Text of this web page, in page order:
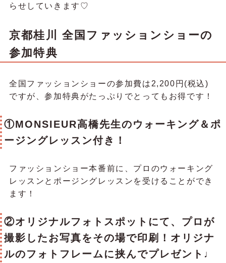
らせしていきます♡
京都桂川 全国ファッションショーの
参加特典
全国ファッションショーの参加費は2,200円(税込)
ですが、参加特典がたっぷりでとってもお得です！
①MONSIEUR高橋先生のウォーキング＆ポ
ージングレッスン付き！
ファッションショー本番前に、プロのウォーキング
レッスンとポージングレッスンを受けることができ
ます！
②オリジナルフォトスポットにて、プロが
撮影したお写真をその場で印刷！オリジナ
ルのフォトフレームに挟んでプレゼント♩